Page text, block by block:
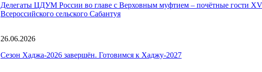
Делегаты ЦДУМ России во главе с Верховным муфтием – почётные гости
Всероссийского сельского Сабантуя
26.06.2026
Сезон Хаджа-2026 завершён. Готовимся к Хаджу-2027